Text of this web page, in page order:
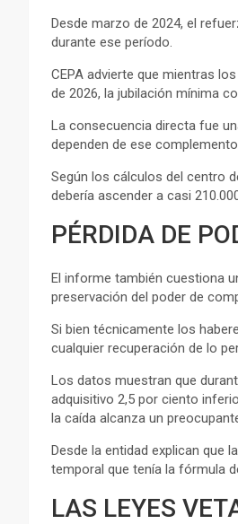
Desde marzo de 2024, el
durante ese período.
CEPA advierte que mientras
de 2026, la jubilación mínima
La consecuencia directa fue
dependen de ese
Según los cálculos del centro
debería ascender a casi
PÉRDIDA DE
El informe también cuestiona
preservación del poder de
Si bien técnicamente los
cualquier recuperación de lo
Los datos muestran que
adquisitivo 2,5 por ciento
la caída alcanza un
Desde la entidad explican que
temporal que tenía la fórmula
LAS LEYES